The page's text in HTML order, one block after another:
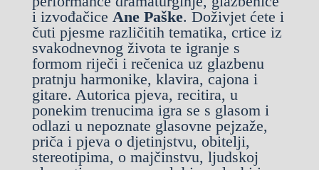
i izvođačice Ane Paške. Doživjet ćete i
čuti pjesme različitih tematika, crtice iz
svakodnevnog života te igranje s
formom riječi i rečenica uz glazbenu
pratnju harmonike, klavira, cajona i
gitare. Autorica pjeva, recitira, u
ponekim trenucima igra se s glasom i
odlazi u nepoznate glasovne pejzaže,
priča i pjeva o djetinjstvu, obitelji,
stereotipima, o majčinstvu, ljudskoj